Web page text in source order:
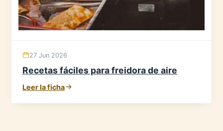
27 Jun 2026
Recetas fáciles para freidora de aire
Leer la ficha